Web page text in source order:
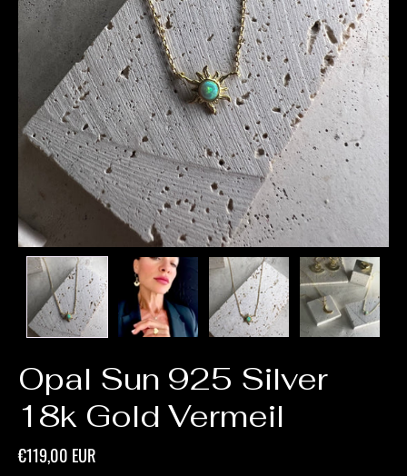
Opal Sun 925 Silver
18k Gold Vermeil
€119,00 EUR